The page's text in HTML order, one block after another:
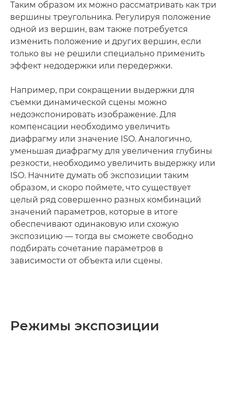
Таким образом их можно рассматривать как три
вершины треугольника. Регулируя положение
одной из вершин, вам также потребуется
изменить положение и других вершин, если
только вы не решили специально применить
эффект недодержки или передержки.
Например, при сокращении выдержки для
съемки динамической сцены можно
недоэкспонировать изображение. Для
компенсации необходимо увеличить
диафрагму или значение ISO. Аналогично,
уменьшая диафрагму для увеличения глубины
резкости, необходимо увеличить выдержку или
ISO. Начните думать об экспозиции таким
образом, и скоро поймете, что существует
целый ряд совершенно разных комбинаций
значений параметров, которые в итоге
обеспечивают одинаковую или схожую
экспозицию — тогда вы сможете свободно
подбирать сочетание параметров в
зависимости от объекта или сцены.
Режимы экспозиции